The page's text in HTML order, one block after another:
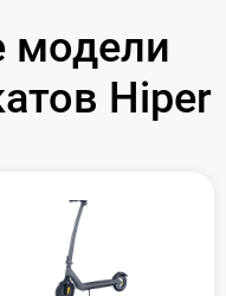
модели
Hiper